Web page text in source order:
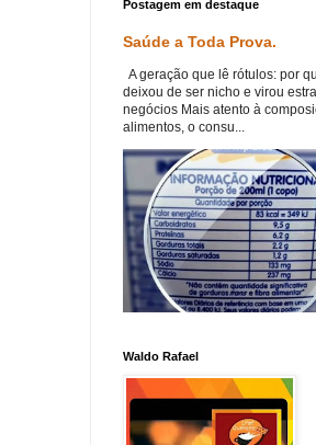
Postagem em destaque
Saúde a Toda Prova.
A geração que lê rótulos: por
deixou de ser nicho e virou
negócios Mais atento à
alimentos, o consu...
Waldo Rafael